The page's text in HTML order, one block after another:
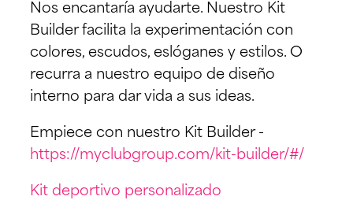
Nos encantaría ayudarte. Nuestro Kit
Builder facilita la experimentación con
colores, escudos, eslóganes y estilos. O
recurra a nuestro equipo de diseño
interno para dar vida a sus ideas.
Empiece con nuestro Kit Builder -
https://myclubgroup.com/kit-builder/#/
Kit deportivo personalizado